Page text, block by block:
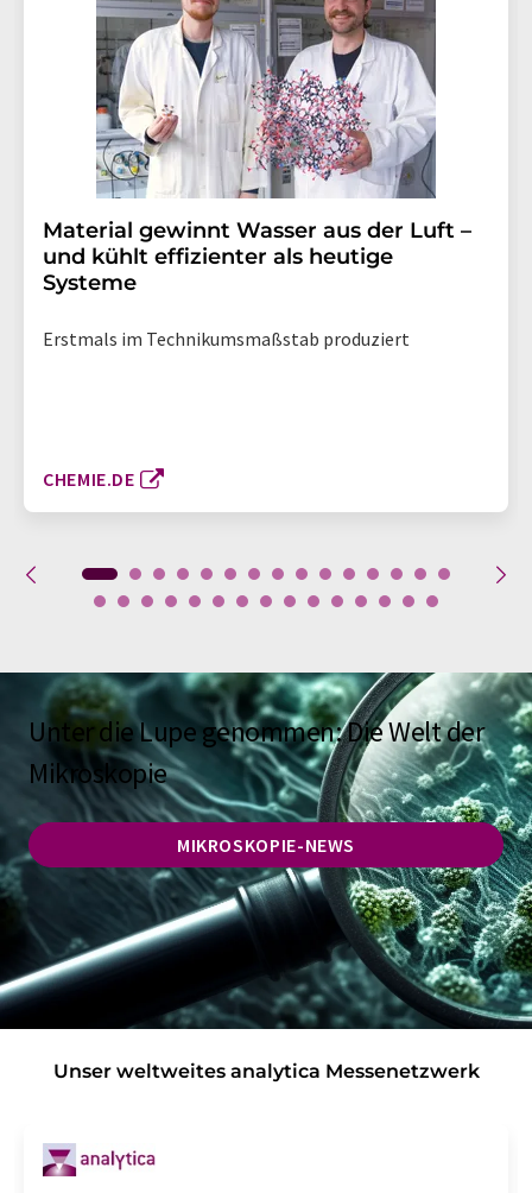
Material gewinnt Wasser aus der Luft –
und kühlt effizienter als heutige
Systeme
Erstmals im Technikumsmaßstab produziert
CHEMIE.DE
Unter die Lupe genommen: Die Welt der
Mikroskopie
MIKROSKOPIE-NEWS
Unser weltweites analytica Messenetzwerk